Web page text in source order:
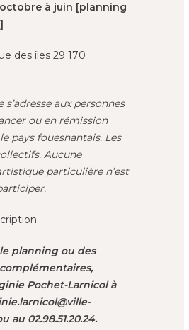
à juin [planning
des îles 29 170
aux personnes
ou en rémission
pays fouesnantais. Les
Aucune
particulière n’est
planning ou des
Pochet-Larnicol à
au 02.98.51.20.24.